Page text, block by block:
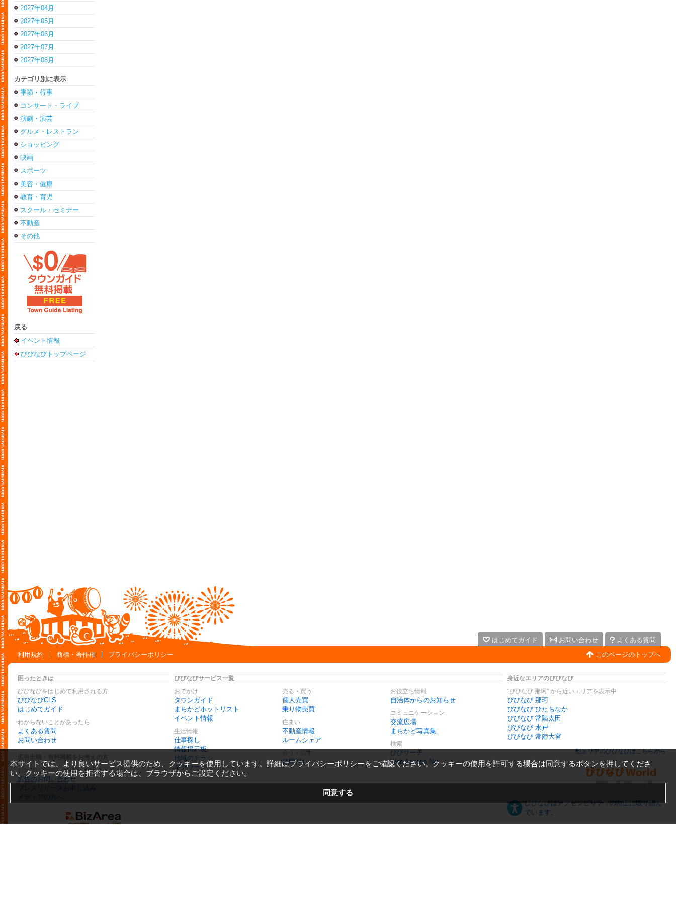
2027年04月
2027年05月
2027年06月
2027年07月
2027年08月
カテゴリ別に表示
季節・行事
コンサート・ライブ
演劇・演芸
グルメ・レストラン
ショッピング
映画
スポーツ
美容・健康
教育・育児
スクール・セミナー
不動産
その他
戻る
イベント情報
びびなびトップページ
はじめてガイド お問い合わせ
よくある質問
利用規約
商標・著作権 プライバシーポリシー このページのトップへ
困ったときは
びびなびをはじめて利用される方
びびなびCLS
はじめてガイド
わからないことがあったら
よくある質問
お問い合わせ
お気軽にご相談・お問い合わせ下さい
広告のお問い合わせ
プレスリリースお申し込み
メディアの方へ
びびなびサービス一覧
おでかけ
タウンガイド
まちかどホットリスト
イベント情報
生活情報
仕事探し
情報掲示板
地域のチラシ
ギグワーク
売る・買う
個人売買
乗り物売買
住まい
不動産情報
ルームシェア
仲間探し
お役立ち情報
自治体からのお知らせ
コミュニケーション
交流広場
まちかど写真集
検索
びびサーチ
Web Access No.
身近なエリアのびびなび
"びびなび 那珂" から近いエリアを表示中
びびなび 那珂
びびなび ひたちなか
びびなび 常陸太田
びびなび 水戸
びびなび 常陸大宮
他エリアのびびなびはこちらから
びびなびはアクセシビリティの向上に取り組ん
でいます。
本サイトでは、より良いサービス提供のため、クッキーを使用しています。詳細はプライバシーポリシーをご確認ください。クッキーの使用を許可する場合は同意するボタンを押してくださ
い。クッキーの使用を拒否する場合は、ブラウザからご設定ください。